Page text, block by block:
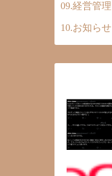
09.経営管理
10.お知らせ